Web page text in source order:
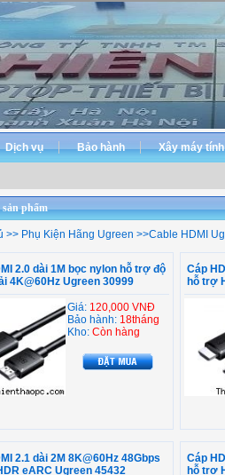
Dịch vụ Bảo hành Xây máy tính
phẩm
>> Phụ Kiện Hãng Ugreen >>Cable HDMI
2.0 dài 1M bọc nylon hỗ trợ độ
4K@60Hz Ugreen 30999
Giá: 120,000 VNĐ
Bảo hành: 18tháng
Kho: Còn hàng
Cáp
hỗ trợ
2.1 dài 2M 8K@60Hz 48Gbps
eARC Ugreen 45432
Cáp
hỗ trợ